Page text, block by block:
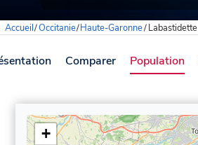
Accueil/Occitanie/Haute-Garonne/Labastidette
Comparer Population
+